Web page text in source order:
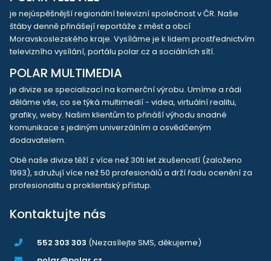
je nejúspěšnější regionální televizní společnost v ČR. Naše
štáby denně přinášejí reportáže z měst a obcí
Moravskoslezského kraje. Vysíláme je k lidem prostřednictvím
televizního vysílání, portálu polar.cz a sociálních sítí.
POLAR MULTIMEDIA
je divize se specializací na komerční výrobu. Umíme a rádi
děláme vše, co se týká multimedií - videa, virtuální realitu,
grafiky, weby. Našim klientům to přináší výhodu snadné
komunikace s jediným univerzálním a osvědčeným
dodavatelem.
Obě naše divize těží z více než 30ti let zkušeností (založeno
1993), sdružují více než 50 profesionálů a drží řadu ocenění za
profesionalitu a proklientský přístup.
Kontaktujte nás
552 303 303 (Nezasílejte SMS, děkujeme)